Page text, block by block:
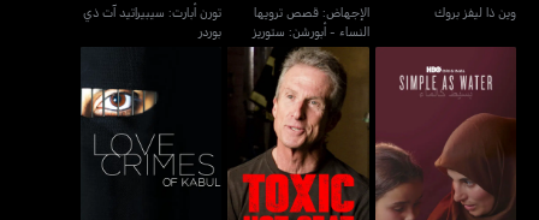
وين ذا ليفز بروك
الإجهاض: قصص ترويها
النساء - أبورشن: ستوريز
ومن تل
تورن أبارت: سيبيراتيد آت ذي
بوردر
بسيط كالماء توكسيك هوت سيت لوف كرايمز أوف كابول